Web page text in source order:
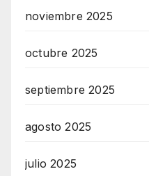
noviembre 2025
octubre 2025
septiembre 2025
agosto 2025
julio 2025